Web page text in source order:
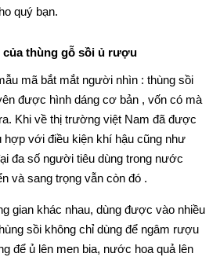
quý bạn.
của thùng gỗ sồi ủ rượu
mã bắt mắt người nhìn : thùng sồi
được hình dáng cơ bản , vốn có mà
Khi về thị trường việt Nam đã được
hợp với điều kiện khí hậu cũng như
đa số người tiêu dùng trong nước
và sang trọng vẫn còn đó .
gian khác nhau, dùng được vào nhiều
sồi không chỉ dùng để ngâm rượu
để ủ lên men bia, nước hoa quả lên